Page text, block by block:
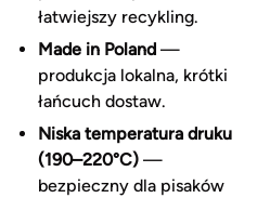
łatwiejszy recykling.
Made in Poland—
produkcja lokalna, krótki
łańcuch dostaw.
Niska temperatura druku
(190–220°C)—
bezpieczny dla pisaków